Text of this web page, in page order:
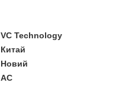
VC Technology
Китай
Новий
AC